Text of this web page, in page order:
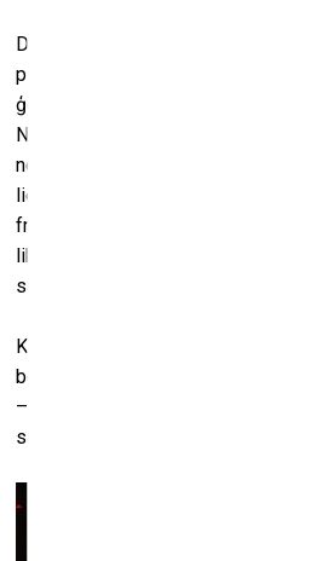
Daudziem Nikolaja Novikova
piedzīvojumu romāna cienīgs. Kā
ģēnijs, īsta Odesas leģenda un sava
Novikovs dzīvoja pasaulē, kur
norobežošanās saplūda vienā.
lielas pūles, lai savāktu kopā
fragmentus un stāstus, kas vēstī par
likteni – cilvēku, kurš dzīvoja pilnīgā
saglabāt sev tik dārgo neatkarību, lai
Koļa nekad netika sapņojis kļūt par
bezpajumtnieku. Viņš gribēja būt
– brīvs radošs gars ar
sabiedrības apziņu.